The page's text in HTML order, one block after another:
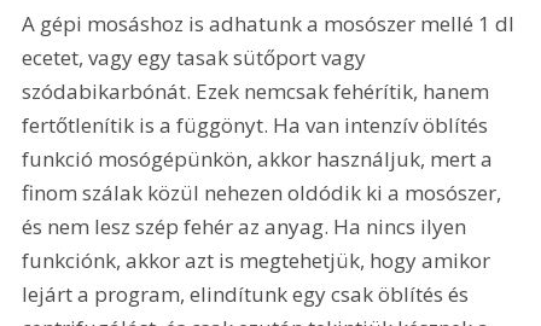
A gépi mosáshoz is adhatunk a mosószer mellé 1 dl
ecetet, vagy egy tasak sütőport vagy
szódabikarbónát. Ezek nemcsak fehérítik, hanem
fertőtlenítik is a függönyt. Ha van intenzív öblítés
funkció mosógépünkön, akkor használjuk, mert a
finom szálak közül nehezen oldódik ki a mosószer,
és nem lesz szép fehér az anyag. Ha nincs ilyen
funkciónk, akkor azt is megtehetjük, hogy amikor
lejárt a program, elindítunk egy csak öblítés és